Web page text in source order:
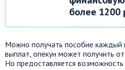
более 1200
Можно получать пособие
выплат, опекун может получить
Но предоставляется возможность